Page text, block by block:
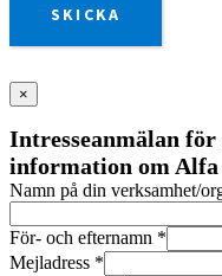
SKICKA
×
Intresseanmälan
information om Alfa
Namn på din verksamhet/
För- och efternamn *
Mejladress *